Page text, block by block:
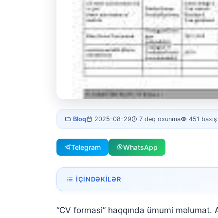
CV
formasi
Bloq 2025-08-29 7 dəq oxunma 451 baxış
Telegram WhatsApp
İÇINDƏKILƏR
“CV formasi” haqqında ümumi